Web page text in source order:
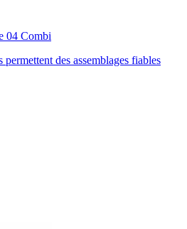
04 Combi
permettent des assemblages fiables